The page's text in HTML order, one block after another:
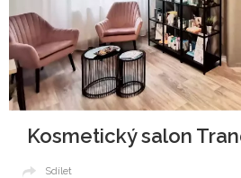
Kosmetický salon
Sdílet